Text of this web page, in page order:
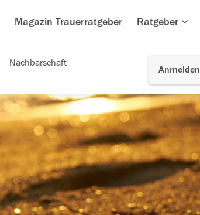
Magazin Trauerratgeber Ratgeber
Anmelden
Nachbarschaft